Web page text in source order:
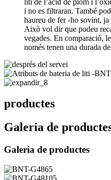
i no es filtraran. També
haureu de fer -ho sovint,
Això vol dir que podeu
vegades. En comparació,
només tenen una durada
productes
Galeria de
Galeria de productes